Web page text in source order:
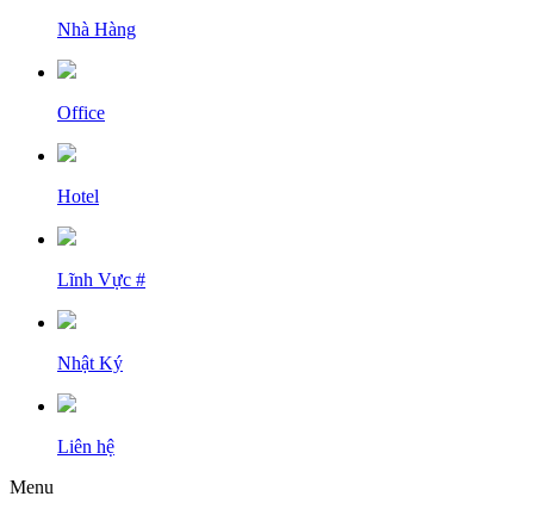
Nhà Hàng
Office
Hotel
Lĩnh Vực #
Nhật Ký
Liên hệ
Menu